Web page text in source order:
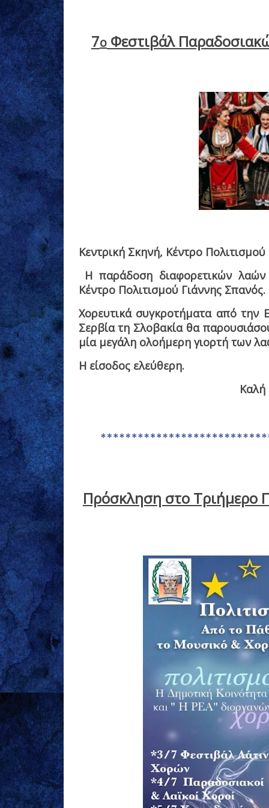
7οΦεστιβάλ
Κεντρική Σκηνή, Κέντρο
Η παράδοση διαφορετικών λαών
Κέντρο Πολιτισμού Γιάννης Σπανός.
Χορευτικά συγκροτήματα από την
Σερβία τη Σλοβακία θα
μία μεγάλη ολοήμερη γιορτή των
Η είσοδος ελεύθερη.
Καλή
Πρόσκληση στο Τριήμερο